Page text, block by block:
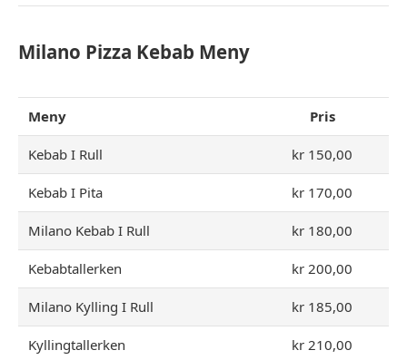
Milano Pizza Kebab Meny
Meny Pris
Kebab I Rull kr 150,00
Kebab I Pita kr 170,00
Milano Kebab I Rull kr 180,00
Kebabtallerken kr 200,00
Milano Kylling I Rull kr 185,00
Kyllingtallerken kr 210,00